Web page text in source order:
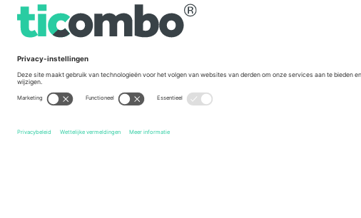
Affiliate programma